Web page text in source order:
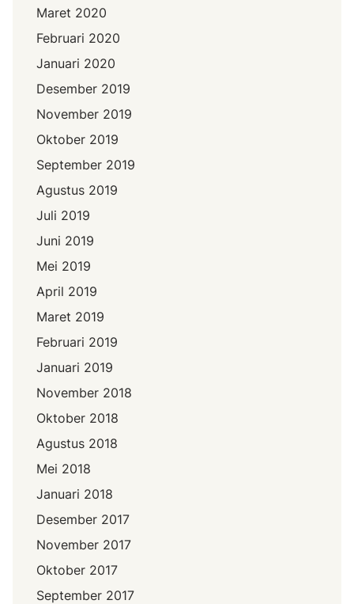
Maret 2020
Februari 2020
Januari 2020
Desember 2019
November 2019
Oktober 2019
September 2019
Agustus 2019
Juli 2019
Juni 2019
Mei 2019
April 2019
Maret 2019
Februari 2019
Januari 2019
November 2018
Oktober 2018
Agustus 2018
Mei 2018
Januari 2018
Desember 2017
November 2017
Oktober 2017
September 2017